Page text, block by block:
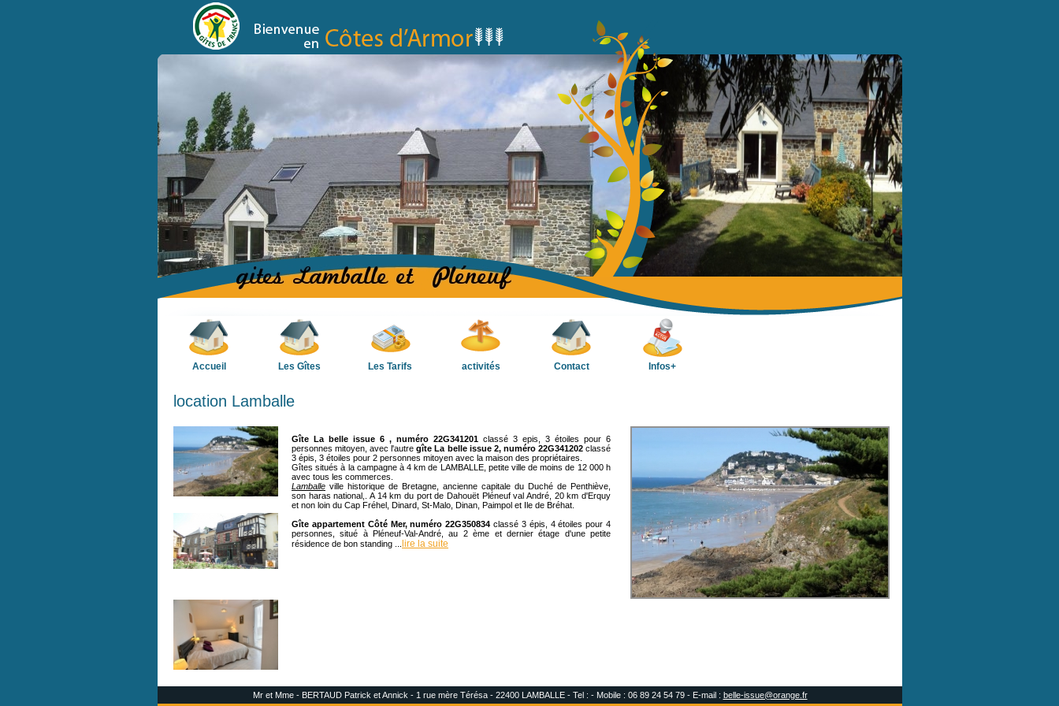
Accueil Les Gîtes Les Tarifs activités Contact Infos+
location Lamballe
Gîte La belle issue 6 , numéro 22G341201 classé 3 epis, 3 étoiles pour 6
personnes mitoyen, avec l'autregîte La belle issue 2, numéro 22G341202classé
3 épis, 3 étoiles pour 2 personnes mitoyen avec la maison des propriétaires.
Gîtes situés à la campagne à 4 km de LAMBALLE, petite ville de moins de 12 000 h
avec tous les commerces.
Lamballe ville historique de Bretagne, ancienne capitale du Duché de Penthiève,
son haras national,. A 14 km du port de Dahouët Pléneuf val André, 20 km d'Erquy
et non loin du Cap Fréhel, Dinard, St-Malo, Dinan, Paimpol et Ile de Bréhat.
Gîte appartement Côté Mer, numéro 22G350834 classé 3 épis, 4 étoiles pour 4
personnes, situé à Pléneuf-Val-André, au 2 ème et dernier étage d'une petite
résidence de bon standing ...
lire la suite
Mr et Mme - BERTAUD Patrick et Annick - 1 rue mère Térésa - 22400 LAMBALLE - Tel : - Mobile : 06 89 24 54 79 - E-mail : belle-issue@orange.fr